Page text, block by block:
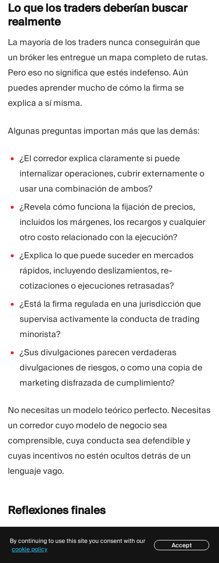
Lo que los traders deberían buscar
realmente
La mayoría de los traders nunca conseguirán que
un bróker les entregue un mapa completo de rutas.
Pero eso no significa que estés indefenso. Aún
puedes aprender mucho de cómo la firma se
explica a sí misma.
Algunas preguntas importan más que las demás:
¿El corredor explica claramente si puede
internalizar operaciones, cubrir externamente o
usar una combinación de ambos?
¿Revela cómo funciona la fijación de precios,
incluidos los márgenes, los recargos y cualquier
otro costo relacionado con la ejecución?
¿Explica lo que puede suceder en mercados
rápidos, incluyendo deslizamientos, re-
cotizaciones o ejecuciones retrasadas?
¿Está la firma regulada en una jurisdicción que
supervisa activamente la conducta de trading
minorista?
¿Sus divulgaciones parecen verdaderas
divulgaciones de riesgos, o como una copia de
marketing disfrazada de cumplimiento?
No necesitas un modelo teórico perfecto. Necesitas
un corredor cuyo modelo de negocio sea
comprensible, cuya conducta sea defendible y
cuyas incentivos no estén ocultos detrás de un
lenguaje vago.
Reflexionesfinales
mejor comomarcos de ejecución y gestión de
Índice
By continuing to use this site you consent with our
cookie policy
Accept